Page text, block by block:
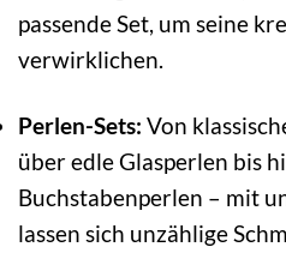
passende Set, um seine
verwirklichen.
Perlen-Sets: Von
über edle Glasperlen bis
Buchstabenperlen – mit
lassen sich unzählige